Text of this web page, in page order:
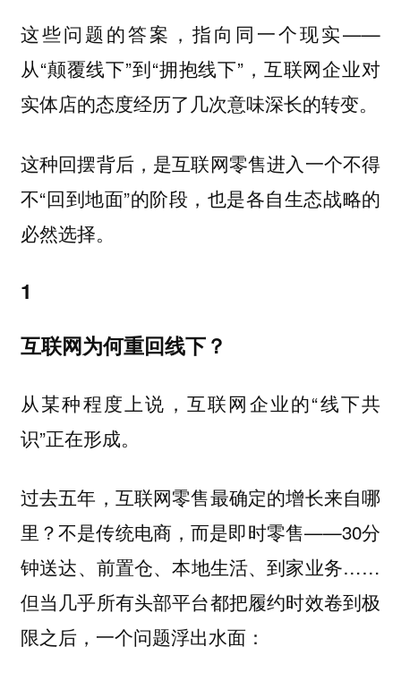
这些问题的答案，指向同一个现实——
从“颠覆线下”到“拥抱线下”，互联网企业对
实体店的态度经历了几次意味深长的转变。
这种回摆背后，是互联网零售进入一个不得
不“回到地面”的阶段，也是各自生态战略的
必然选择。
1
互联网为何重回线下？
从某种程度上说，互联网企业的“线下共
识”正在形成。
过去五年，互联网零售最确定的增长来自哪
里？不是传统电商，而是即时零售——30分
钟送达、前置仓、本地生活、到家业务……
但当几乎所有头部平台都把履约时效卷到极
限之后，一个问题浮出水面：